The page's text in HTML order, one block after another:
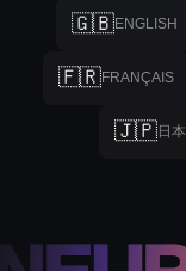
🇬🇧ENGLISH
🇫🇷FRANÇAIS
🇯🇵 日